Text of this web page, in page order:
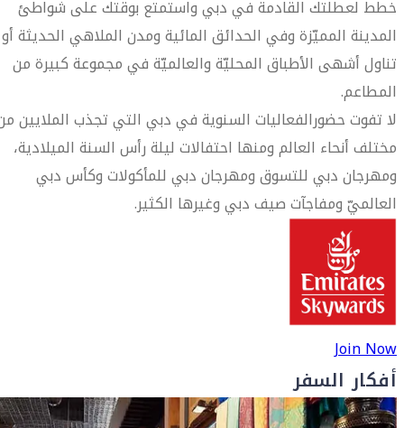
خطط لعطلتك القادمة في دبي واستمتع بوقتك على شواطئ
المدينة المميّزة وفي الحدائق المائية ومدن الملاهي الحديثة أو
تناول أشهى الأطباق المحليّة والعالميّة في مجموعة كبيرة من
المطاعم.
لا تفوت حضورالفعاليات السنوية في دبي التي تجذب الملايين
مختلف أنحاء العالم ومنها احتفالات ليلة رأس السنة الميلادية،
ومهرجان دبي للتسوق ومهرجان دبي للمأكولات وكأس دبي
العالميّ ومفاجآت صيف دبي وغيرها الكثير.
Join Now
أفكار السفر